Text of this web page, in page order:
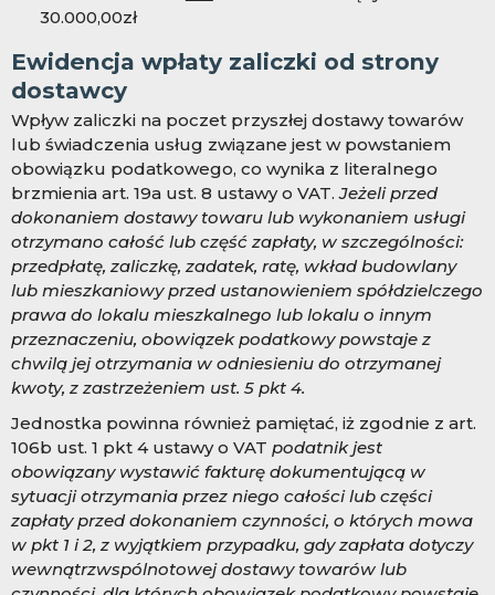
30.000,00zł
Ewidencja wpłaty zaliczki od strony
dostawcy
Wpływ zaliczki na poczet przyszłej dostawy towarów
lub świadczenia usług związane jest w powstaniem
obowiązku podatkowego, co wynika z literalnego
brzmienia art. 19a ust. 8 ustawy o VAT.Jeżeli przed
dokonaniem dostawy towaru lub wykonaniem usługi
otrzymano całość lub część zapłaty, w szczególności:
przedpłatę, zaliczkę, zadatek, ratę, wkład budowlany
lub mieszkaniowy przed ustanowieniem spółdzielczego
prawa do lokalu mieszkalnego lub lokalu o innym
przeznaczeniu, obowiązek podatkowy powstaje z
chwilą jej otrzymania w odniesieniu do otrzymanej
kwoty, z zastrzeżeniem ust. 5 pkt 4.
Jednostka powinna również pamiętać, iż zgodnie z art.
106b ust. 1 pkt 4 ustawy o VAT podatnik jest
obowiązany wystawić fakturę dokumentującą w
sytuacji otrzymania przez niego całości lub części
zapłaty przed dokonaniem czynności, o których mowa
w pkt 1 i 2, z wyjątkiem przypadku, gdy zapłata dotyczy
wewnątrzwspólnotowej dostawy towarów lub